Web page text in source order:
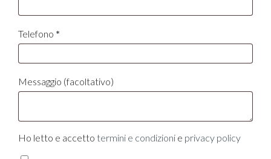
Telefono *
Messaggio (facoltativo)
Ho letto e accetto termini e condizionie privacy policy